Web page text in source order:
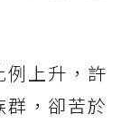
例上升，許
，卻苦於